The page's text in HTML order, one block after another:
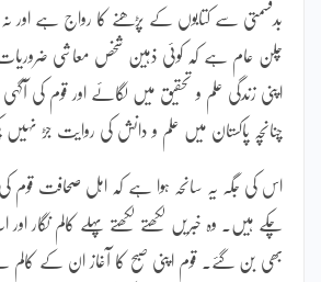
بدقسمتی سے کتابوں کے پڑھنے کا رواج ہے اور نہ
چلن عام ہے کہ کوئی ذہین شخص معاشی
اپنی زندگی علم و تحقیق میں لگائے اور قوم کی
چنانچہ پاکستان میں علم و دانش کی روایت جڑ نہیں
اس کی جگہ یہ سانحہ ہوا ہے کہ اہل صحافت قوم
چکے ہیں۔ وہ خبریں لکھتے لکھتے پہلے کالم نگار
بھی بن گئے۔ قوم اپنی صبح کا آغاز ان کے کالم